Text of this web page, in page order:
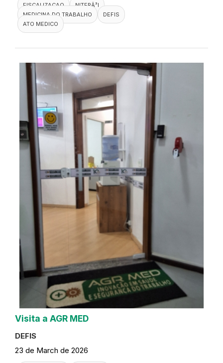
FISCALIZACAO
NITERÃ³I
MEDICINA DO TRABALHO
DEFIS
ATO MEDICO
Visita a AGR MED
DEFIS
23 de March de 2026